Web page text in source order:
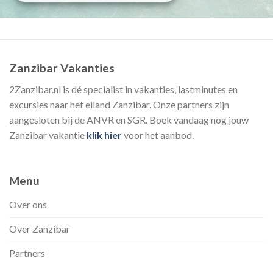
Zanzibar Vakanties
2Zanzibar.nl is dé specialist in vakanties, lastminutes en
excursies naar het eiland Zanzibar. Onze partners zijn
aangesloten bij de ANVR en SGR. Boek vandaag nog jouw
Zanzibar vakantie klik hiervoor het aanbod.
Menu
Over ons
Over Zanzibar
Partners